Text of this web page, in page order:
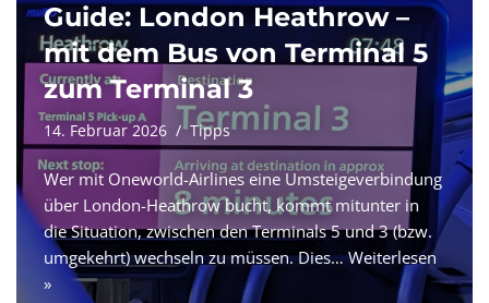
Guide: London Heathrow –
mit dem Bus von Terminal 5
zum Terminal 3
14. Februar 2026 Tipps
Wer mit Oneworld-Airlines eine Umsteigeverbindung
über London-Heathrow bucht, kommt mitunter in
die Situation, zwischen den Terminals 5 und 3 (bzw.
umgekehrt) wechseln zu müssen. Dies…Weiterlesen
»